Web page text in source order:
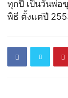
ทุกปี เป็นวันพ่อ
พิธี ตั้งแต่ปี